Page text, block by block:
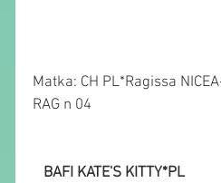
Matka: CH PL*Ragissa
RAG n 04
BAFI KATE'S